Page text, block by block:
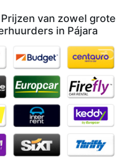
van zowel grote
in Pájara